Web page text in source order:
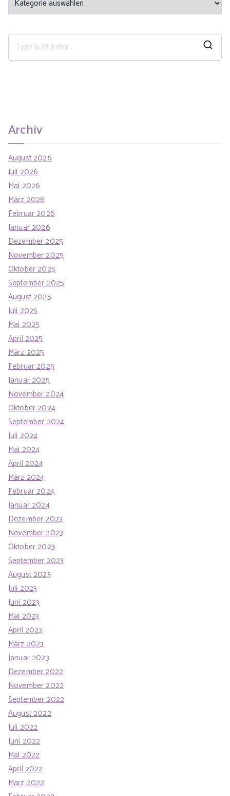
Archiv
August 2026
Juli 2026
Mai 2026
März 2026
Februar 2026
Januar 2026
Dezember 2025
November 2025
Oktober 2025
September 2025
August 2025
Juli 2025
Mai 2025
April 2025
März 2025
Februar 2025
Januar 2025
November 2024
Oktober 2024
September 2024
Juli 2024
Mai 2024
April 2024
März 2024
Februar 2024
Januar 2024
Dezember 2023
November 2023
Oktober 2023
September 2023
August 2023
Juli 2023
Juni 2023
Mai 2023
April 2023
März 2023
Januar 2023
Dezember 2022
November 2022
September 2022
August 2022
Juli 2022
Juni 2022
Mai 2022
April 2022
März 2022